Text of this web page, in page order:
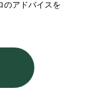
のアドバイスを